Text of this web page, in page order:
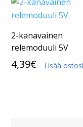
2-kanavainen
relemoduuli 5V
4,39€ Lisää